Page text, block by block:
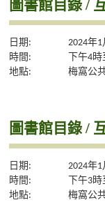
圖書館目錄 /
日期:
2024年
時間:
下午4
地點:
梅窩公
圖書館目錄 /
日期:
2024年
時間:
下午3
地點:
梅窩公